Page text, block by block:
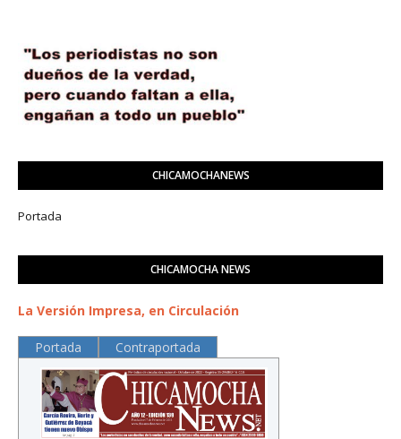
CHICAMOCHANEWS
Portada
CHICAMOCHA NEWS
La Versión Impresa, en Circulación
Portada Contraportada